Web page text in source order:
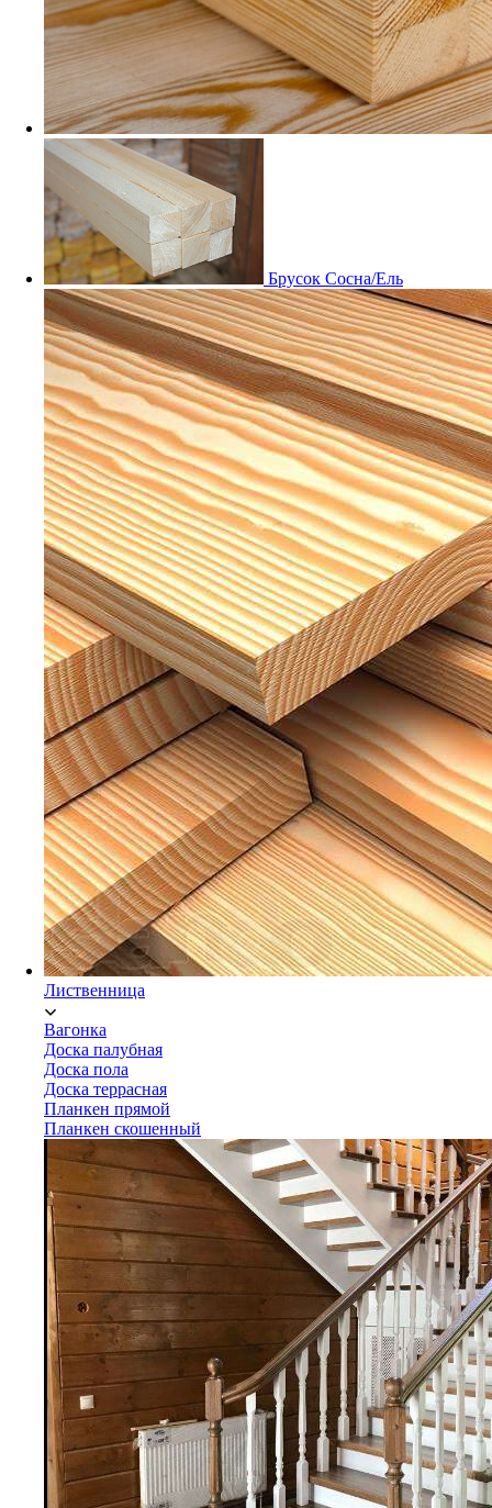
Брусок Сосна/Ель
Лиственница
Вагонка
Доска палубная
Доска пола
Доска террасная
Планкен прямой
Планкен скошенный
Мебельный щит Дуб
Заказные
Мебельный щит Ясень
Брусок Сосна/Ель
Лиственница
Вагонка
Доска палубная
Доска пола